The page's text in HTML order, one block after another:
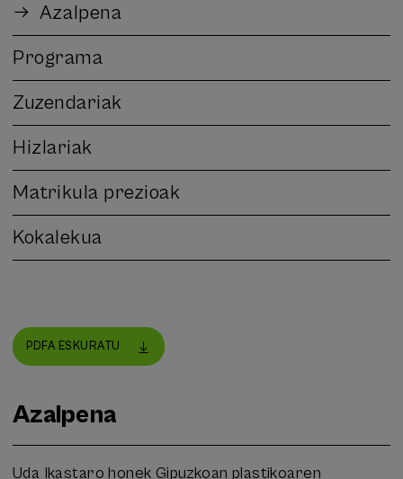
Azalpena
Programa
Zuzendariak
Hizlariak
Matrikula prezioak
Kokalekua
PDFA ESKURATU
Azalpena
Uda Ikastaro honek Gipuzkoan plastikoaren